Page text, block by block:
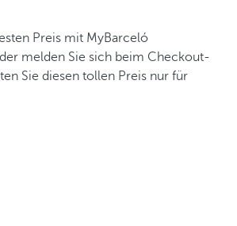
Preis mit MyBarceló
melden Sie sich beim Checkout-
Sie diesen tollen Preis nur für